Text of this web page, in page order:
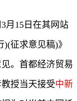
月15日在其网站
征求意见稿)》
。首都经济贸易
授当天接受中新